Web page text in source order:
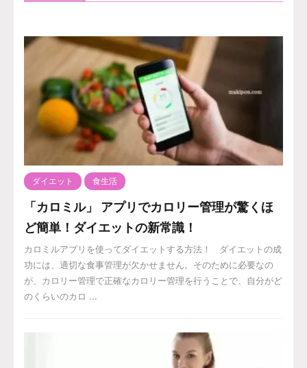
ダイエット 食生活
「カロミル」 アプリでカロリー管理が驚くほ
ど簡単！ダイエットの新常識！
カロミルアプリを使ってダイエットする方法！ ダイエットの成
功には、適切な食事管理が欠かせません。そのために必要なの
が、カロリー管理で正確なカロリー管理を行うことで、自分がど
のくらいのカロ ...